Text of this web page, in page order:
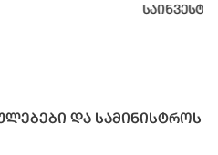
და სამინისტროს